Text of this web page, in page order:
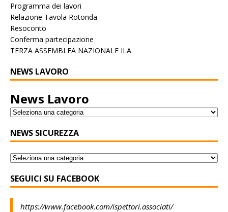
Programma dei lavori
Relazione Tavola Rotonda
Resoconto
Conferma partecipazione
TERZA ASSEMBLEA NAZIONALE ILA
NEWS LAVORO
News Lavoro
NEWS SICUREZZA
SEGUICI SU FACEBOOK
https://www.facebook.com/ispettori.associati/